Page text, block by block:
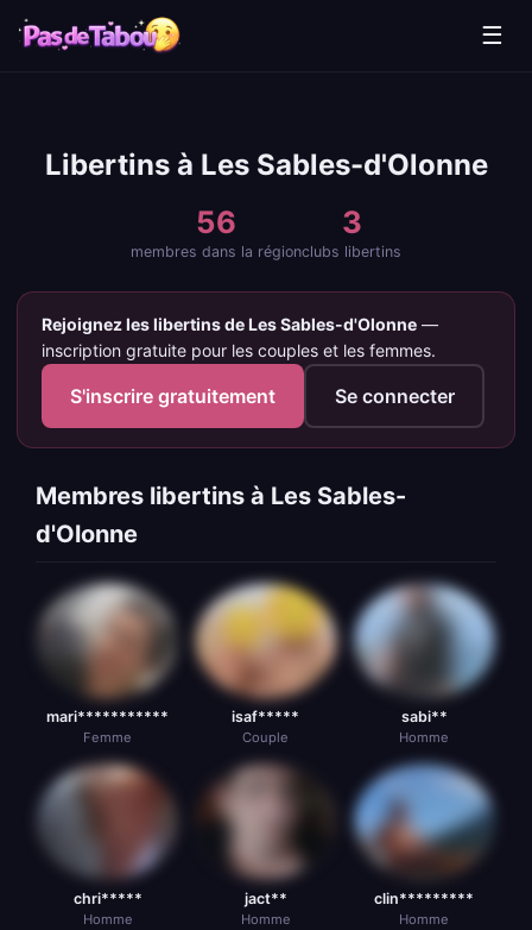
☰
Libertins à Les Sables-d'Olonne
56
membres dans la région
3
clubs libertins
Rejoignez les libertins de Les Sables-d'Olonne —
inscription gratuite pour les couples et les femmes.
S'inscrire gratuitement Se connecter
Membres libertins à Les Sables-
d'Olonne
mari***********
Femme
isaf*****
Couple
sabi**
Homme
chri*****
Homme
jact**
Homme
clin*********
Homme